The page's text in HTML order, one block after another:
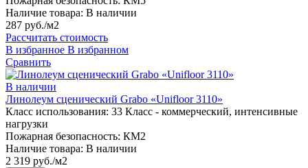
Наличие товара: В наличии
287 руб./м2
Рассчитать стоимость
В избранное В избранном
Сравнить
В наличии
Линолеум сценический Grabo «Unifloor 3110»
Класс использования: 33 Класс - коммерческий, интенсивные
нагрузки
Пожарная безопасность: КМ2
Наличие товара: В наличии
2 319 руб./м2